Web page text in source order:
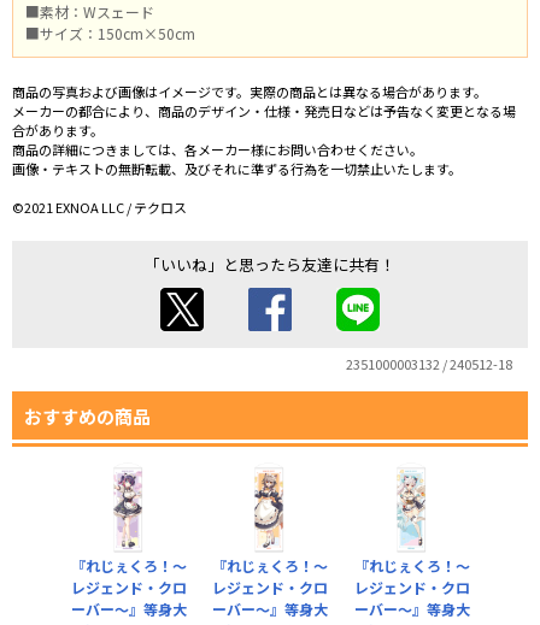
■素材：Wスェード
■サイズ：150cm×50cm
商品の写真および画像はイメージです。実際の商品とは異なる場合があります。
メーカーの都合により、商品のデザイン・仕様・発売日などは予告なく変更となる場
合があります。
商品の詳細につきましては、各メーカー様にお問い合わせください。
画像・テキストの無断転載、及びそれに準ずる行為を一切禁止いたします。
©2021 EXNOA LLC / テクロス
「いいね」と思ったら友達に共有！
2351000003132 / 240512-18
おすすめの商品
『れじぇくろ！～
レジェンド・クロ
ーバー～』等身大
『れじぇくろ！～
レジェンド・クロ
ーバー～』等身大
『れじぇくろ！～
レジェンド・クロ
ーバー～』等身大